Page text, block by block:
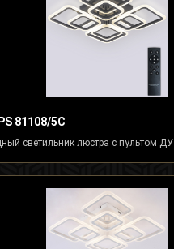
81108/5C
светильник люстра с пультом ДУ